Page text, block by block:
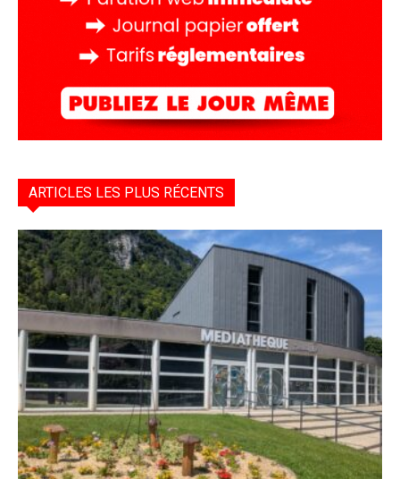
ARTICLES LES PLUS RÉCENTS